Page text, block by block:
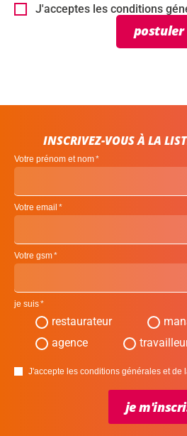
J'acceptes les conditions
postuler
INSCRIVEZ-VOUS À LA
Votre prénom et nom
Votre email
Votre gsm
je suis
restaurateur
agence
J'accepte les conditions générales et de
je